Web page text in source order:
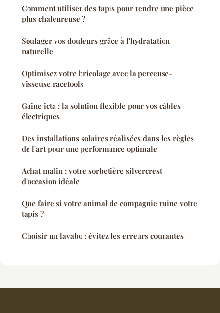
Comment utiliser des tapis pour rendre une pièce
plus chaleureuse ?
Soulager vos douleurs grâce à l'hydratation
naturelle
Optimisez votre bricolage avec la perceuse-
visseuse racetools
Gaine icta : la solution flexible pour vos câbles
électriques
Des installations solaires réalisées dans les règles
de l'art pour une performance optimale
Achat malin : votre sorbetière silvercrest
d'occasion idéale
Que faire si votre animal de compagnie ruine votre
tapis ?
Choisir un lavabo : évitez les erreurs courantes